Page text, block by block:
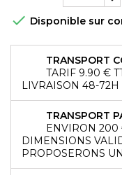
 Disponible sur
TRANSPORT
TARIF 9.90 €
LIVRAISON 48-72H
TRANSPORT
ENVIRON 200
DIMENSIONS
PROPOSERONS